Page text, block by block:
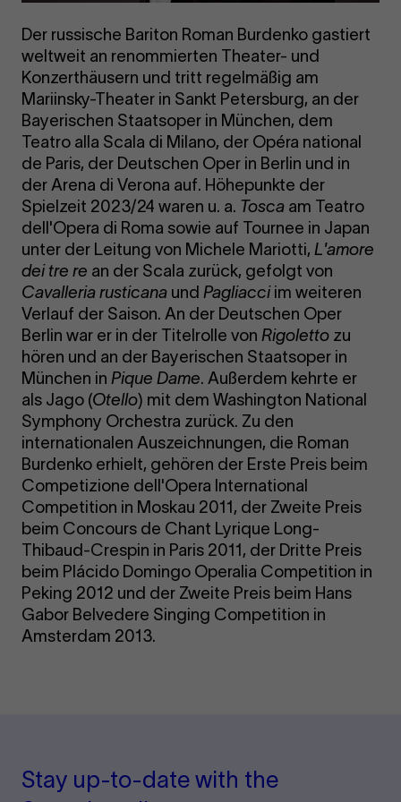
Der russische Bariton Roman Burdenko gastiert
weltweit an renommierten Theater- und
Konzerthäusern und tritt regelmäßig am
Mariinsky-Theater in Sankt Petersburg, an der
Bayerischen Staatsoper in München, dem
Teatro alla Scala di Milano, der Opéra national
de Paris, der Deutschen Oper in Berlin und in
der Arena di Verona auf. Höhepunkte der
Spielzeit 2023/24 waren u. a. Tosca am Teatro
dell'Opera di Roma sowie auf Tournee in Japan
unter der Leitung von Michele Mariotti,L'amore
dei tre re an der Scala zurück, gefolgt von
Cavalleria rusticana undPagliacciim weiteren
Verlauf der Saison. An der Deutschen Oper
Berlin war er in der Titelrolle vonRigoletto zu
hören und an der Bayerischen Staatsoper in
München inPique Dame. Außerdem kehrte er
als Jago (Otello) mit dem Washington National
Symphony Orchestra zurück. Zu den
internationalen Auszeichnungen, die Roman
Burdenko erhielt, gehören der Erste Preis beim
Competizione dell'Opera International
Competition in Moskau 2011, der Zweite Preis
beim Concours de Chant Lyrique Long-
Thibaud-Crespin in Paris 2011, der Dritte Preis
beim Plácido Domingo Operalia Competition in
Peking 2012 und der Zweite Preis beim Hans
Gabor Belvedere Singing Competition in
Amsterdam 2013.
Stay up-to-date with the